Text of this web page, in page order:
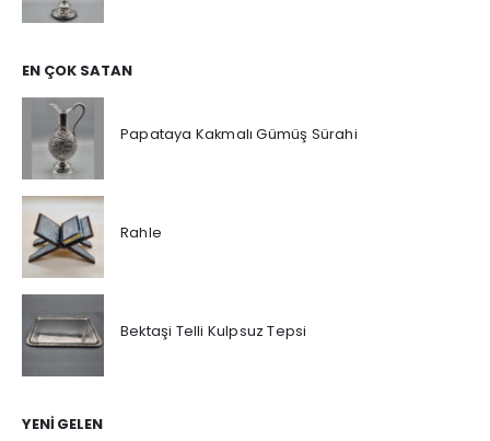
EN ÇOK SATAN
Papataya Kakmalı Gümüş Sürahi
Rahle
Bektaşi Telli Kulpsuz Tepsi
YENI GELEN